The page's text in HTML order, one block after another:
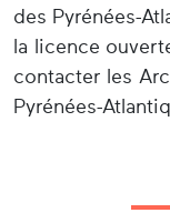
des Pyrénées-
la licence
contacter les
Pyrénées-